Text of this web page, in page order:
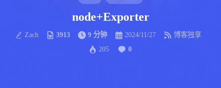
node+Exporter
Zach 3913 9 分钟 2024/11/27
博客独享
205
0